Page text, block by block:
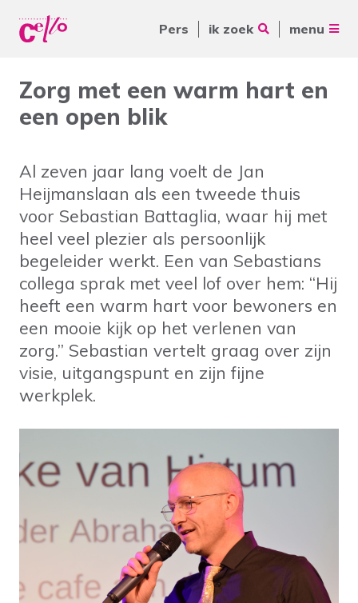
Pers ik zoek menu
Voor ouders & naasten
Voor verwijzers
Over Cello
werkenbijcello.nl
contact
Waar kunnen wij jou mee
helpen?
Veelgebruikte zoektermen
Woonvormen Zorgaanbod
Zorg met een warm hart en
een open blik
Al zeven jaar lang voelt de Jan
Heijmanslaan als een tweede thuis
voor Sebastian Battaglia, waar hij met
heel veel plezier als persoonlijk
begeleider werkt. Een van Sebastians
collega sprak met veel lof over hem: “Hij
heeft een warm hart voor bewoners en
een mooie kijk op het verlenen van
zorg.” Sebastian vertelt graag over zijn
visie, uitgangspunt en zijn fijne
werkplek.